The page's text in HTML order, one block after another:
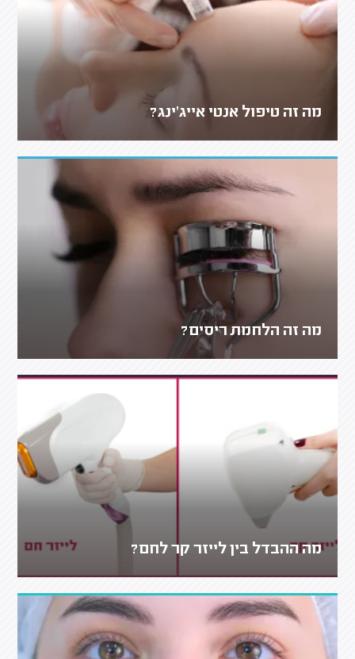
מה זה טיפול אנטי אייג'ינג?
מה זה הלחמת ריסים?
מה ההבדל בין לייזר קר לחם?